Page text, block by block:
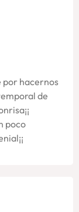
por hacernos
de
poco